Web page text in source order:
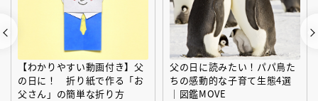
【わかりやすい動画付き】父
の日に！ 折り紙で作る「お
父さん」の簡単な折り方
父の日に読みたい！パパ鳥た
ちの感動的な子育て生態4選
｜図鑑MOVE